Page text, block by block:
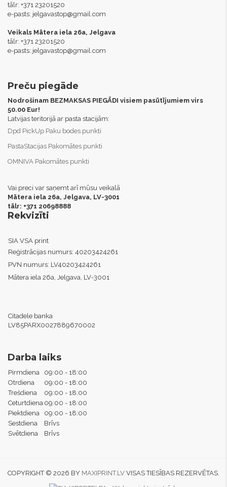
tālr: +371 23201520
e-pasts: jelgavastop@gmail.com
Veikals Mātera iela 26a, Jelgava
tālr: +371 23201520
e-pasts: jelgavastop@gmail.com
Preču piegāde
Nodrošinam BEZMAKSAS PIEGĀDI visiem pasūtījumiem virs
50.00 Eur!
Latvijas teritorijā ar pasta stacijām:
Dpd PickUp Paku bodes punkti
PastaStacijas Pakomātes punkti
OMNIVA Pakomātes punkti
Vai preci var saņemt arī mūsu veikalā
Mātera iela 26a, Jelgava, LV-3001
tālr: +371 20698888
Rekvizīti
SIA VSA print
Reģistrācijas numurs: 40203424261
PVN numurs: LV40203424261
Mātera iela 26a, Jelgava, LV-3001
Citadele banka
LV85PARX0027889670002
Darba laiks
Pirmdiena
09:00 - 18:00
Otrdiena
09:00 - 18:00
Trešdiena
09:00 - 18:00
Ceturtdiena 09:00 - 18:00
Piektdiena
09:00 - 18:00
Sestdiena
Brīvs
Svētdiena
Brīvs
COPYRIGHT © 2026 BY MAXIPRINT.LV VISAS TIESĪBAS REZERVĒTAS.